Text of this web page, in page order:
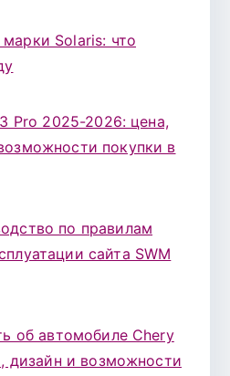
Solaris: что
Pro 2025-2026: цена,
покупки в
по правилам
сайта SWM
об автомобиле Chery
дизайн и возможности